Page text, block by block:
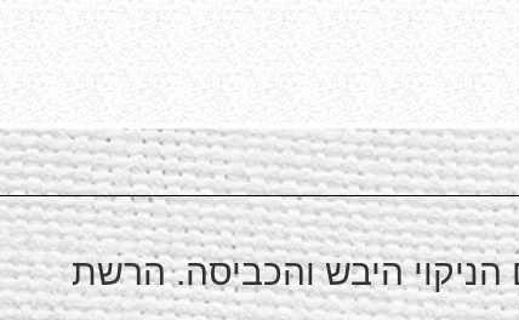
הניקוי היבש והכביסה. הרשת